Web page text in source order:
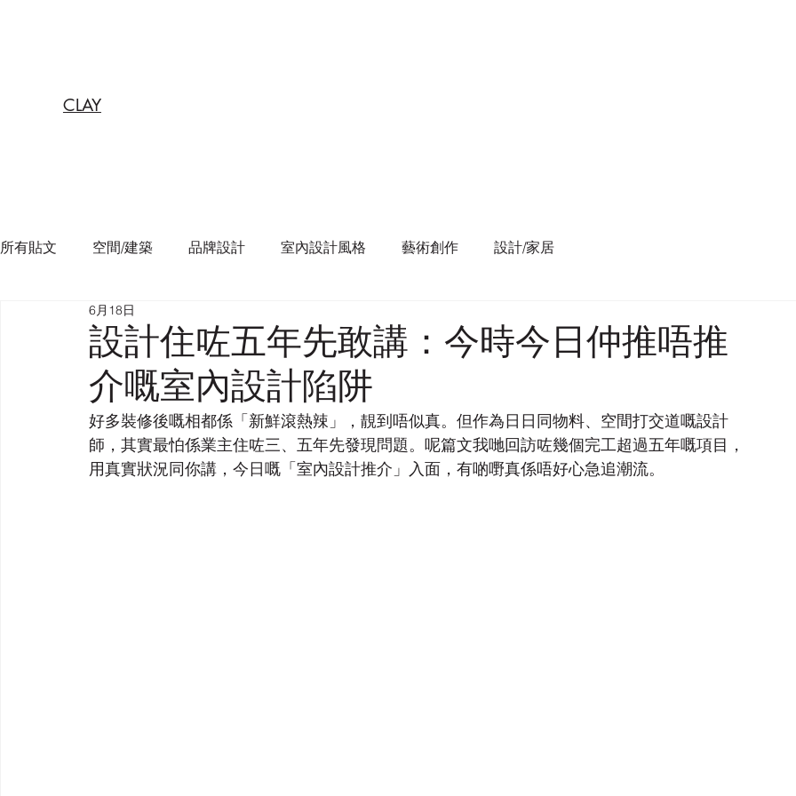
CLAY
所有貼文 空間/建築 品牌設計 室內設計風格 藝術創作 設計/家居
設計住咗五年先敢講：今時今日仲推唔推
介嘅室內設計陷阱
6月18日
好多裝修後嘅相都係「新鮮滾熱辣」，靚到唔似真。但作為日日同物料、空間打交道嘅設計
師，其實最怕係業主住咗三、五年先發現問題。呢篇文我哋回訪咗幾個完工超過五年嘅項目，
用真實狀況同你講，今日嘅「室內設計推介」入面，有啲嘢真係唔好心急追潮流。